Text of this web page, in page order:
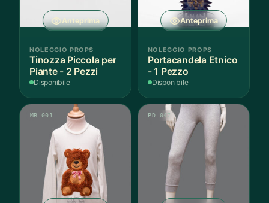
Anteprima
NOLEGGIO PROPS
Tinozza Piccola per
Piante - 2 Pezzi
Disponibile
Anteprima
NOLEGGIO PROPS
Portacandela Etnico
- 1 Pezzo
Disponibile
MB 001 PD 047